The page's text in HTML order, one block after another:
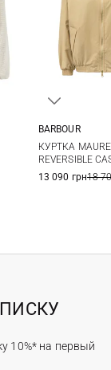
BARBOUR
КУРТКА
REVERSIBLE
13 090 грн18
10%* на первый